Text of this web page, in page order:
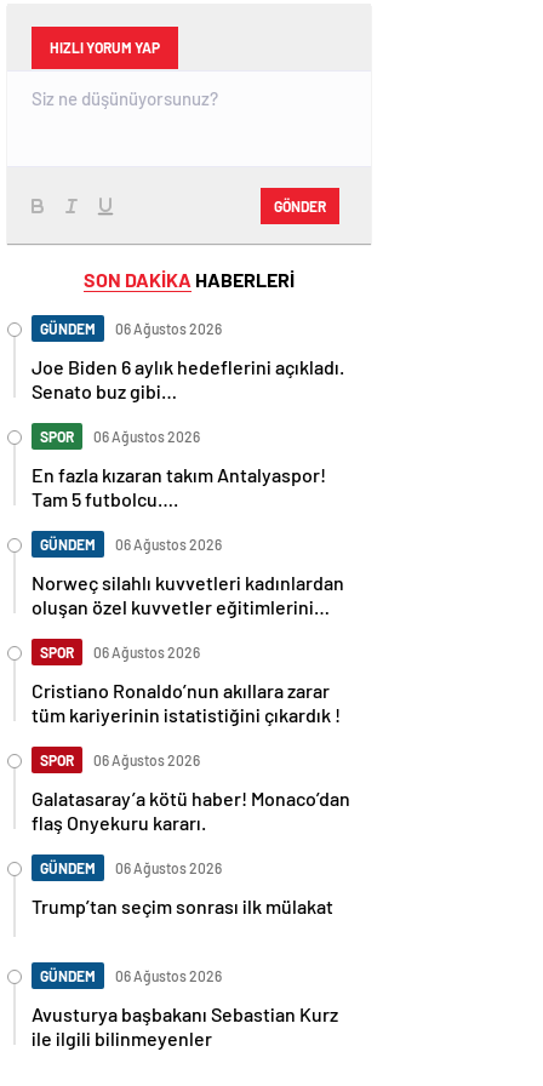
HIZLI YORUM YAP
GÖNDER
SON DAKİKA HABERLERİ
GÜNDEM 06 Ağustos 2026
Joe Biden 6 aylık hedeflerini açıkladı.
Senato buz gibi…
SPOR 06 Ağustos 2026
En fazla kızaran takım Antalyaspor!
Tam 5 futbolcu….
GÜNDEM 06 Ağustos 2026
Norweç silahlı kuvvetleri kadınlardan
oluşan özel kuvvetler eğitimlerini
SPOR 06 Ağustos 2026
Cristiano Ronaldo’nun akıllara zarar
tüm kariyerinin istatistiğini çıkardık !
SPOR 06 Ağustos 2026
Galatasaray’a kötü haber! Monaco’dan
flaş Onyekuru kararı.
GÜNDEM 06 Ağustos 2026
Trump’tan seçim sonrası ilk mülakat
GÜNDEM 06 Ağustos 2026
Avusturya başbakanı Sebastian Kurz
ile ilgili bilinmeyenler